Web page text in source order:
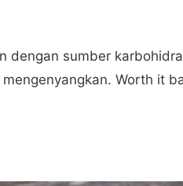
dengan sumber
Worth it